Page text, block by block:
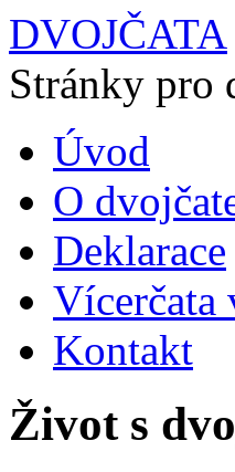
DVOJČATA
Stránky pro
Úvod
O
Deklarace
Vícerčata
Kontakt
Život s